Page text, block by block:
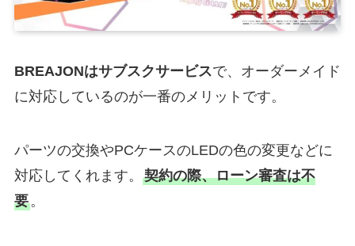
BREAJONはサブスクサービスで、オーダーメイド
に対応しているのが一番のメリットです。
パーツの交換やPCケースのLEDの色の変更などに
対応してくれます。 契約の際、ローン審査は不
要。